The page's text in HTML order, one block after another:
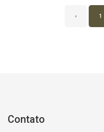
‹ 1
Contato